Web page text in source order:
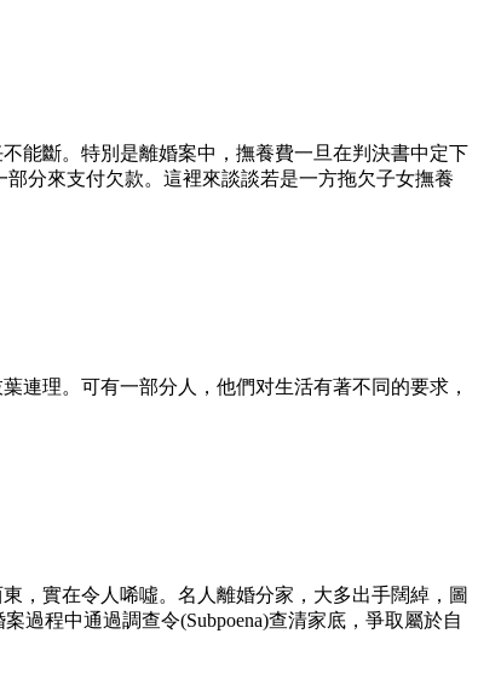
能斷。特別是離婚案中，撫養費一旦在判決書中定下
分來支付欠款。這裡來談談若是一方拖欠子女撫養
連理。可有一部分人，他們对生活有著不同的要求，
，實在令人唏噓。名人離婚分家，大多出手闊綽，圖
過程中通過調查令(Subpoena)查清家底，爭取屬於自